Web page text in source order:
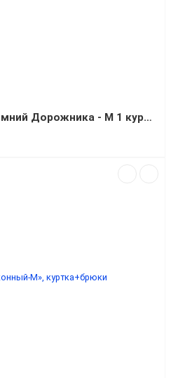
Костюм мужской зимний Дорожника - М 1 куртка + полукомбинезон